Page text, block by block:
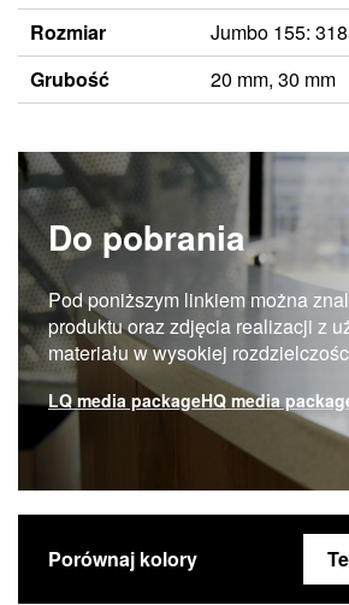
Rozmiar
Jumbo 155:
Grubość
20 mm, 30 mm
Do pobrania
Pod poniższym linkiem można
produktu oraz zdjęcia realizacji z
materiału w wysokiej
LQ media packageHQ media
Porównaj kolory